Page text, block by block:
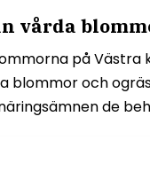
vårda
på
blommor och
de